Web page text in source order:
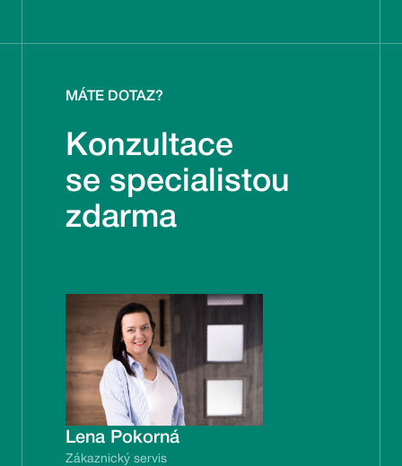
MÁTE DOTAZ?
Konzultace
se specialistou
zdarma
Lena Pokorná
Zákaznický servis